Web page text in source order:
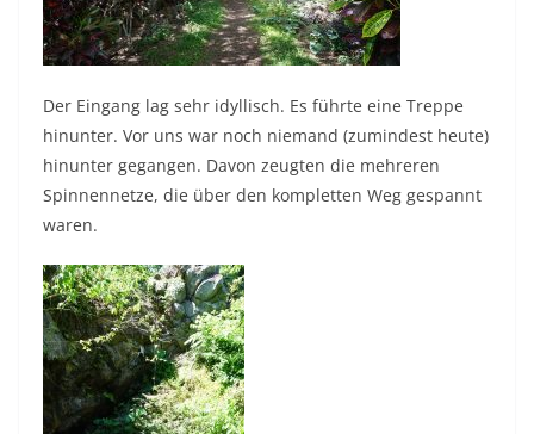
Der Eingang lag sehr idyllisch. Es führte eine Treppe
hinunter. Vor uns war noch niemand (zumindest heute)
hinunter gegangen. Davon zeugten die mehreren
Spinnennetze, die über den kompletten Weg gespannt
waren.